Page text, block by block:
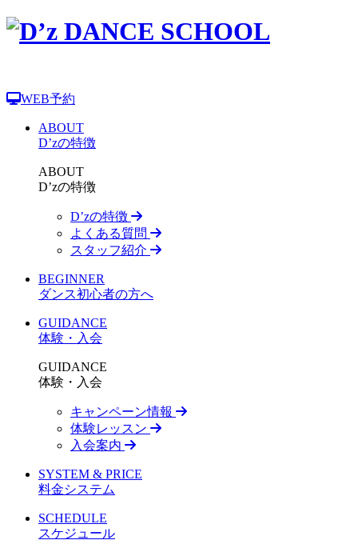
WEB予約
ABOUT
D’zの特徴
ABOUT
D’zの特徴
D’zの特徴
よくある質問
スタッフ紹介
BEGINNER
ダンス初心者の方へ
GUIDANCE
体験・入会
GUIDANCE
体験・入会
キャンペーン情報
体験レッスン
入会案内
SYSTEM & PRICE
料金システム
SCHEDULE
スケジュール